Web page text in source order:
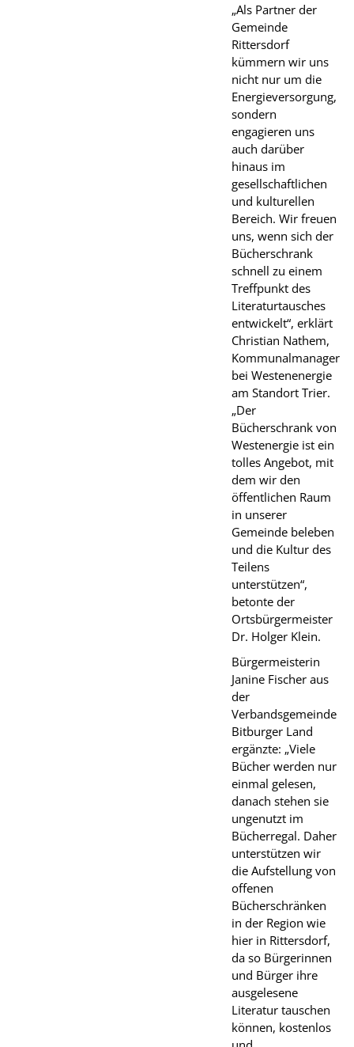
„Als Partner der
Gemeinde
Rittersdorf
kümmern wir uns
nicht nur um die
Energieversorgung,
sondern
engagieren uns
auch darüber
hinaus im
gesellschaftlichen
und kulturellen
Bereich. Wir freuen
uns, wenn sich der
Bücherschrank
schnell zu einem
Treffpunkt des
Literaturtausches
entwickelt“, erklärt
Christian Nathem,
Kommunalmanager
bei Westenenergie
am Standort Trier.
„Der
Bücherschrank von
Westenergie ist ein
tolles Angebot, mit
dem wir den
öffentlichen Raum
in unserer
Gemeinde beleben
und die Kultur des
Teilens
unterstützen“,
betonte der
Ortsbürgermeister
Dr. Holger Klein.
Bürgermeisterin
Janine Fischer aus
der
Verbandsgemeinde
Bitburger Land
ergänzte: „Viele
Bücher werden nur
einmal gelesen,
danach stehen sie
ungenutzt im
Bücherregal. Daher
unterstützen wir
die Aufstellung von
offenen
Bücherschränken
in der Region wie
hier in Rittersdorf,
da so Bürgerinnen
und Bürger ihre
ausgelesene
Literatur tauschen
können, kostenlos